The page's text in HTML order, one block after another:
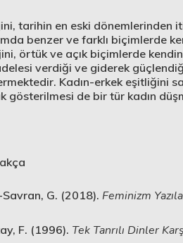
tarihin en eski dönemlerinden
benzer ve farklı biçimlerde
örtük ve açık biçimlerde
verdiği ve giderek
Kadın-erkek eşitliğini
gösterilmesi de bir tür kadın
G. (2018). Feminizm
F. (1996). Tek Tanrılı Dinler